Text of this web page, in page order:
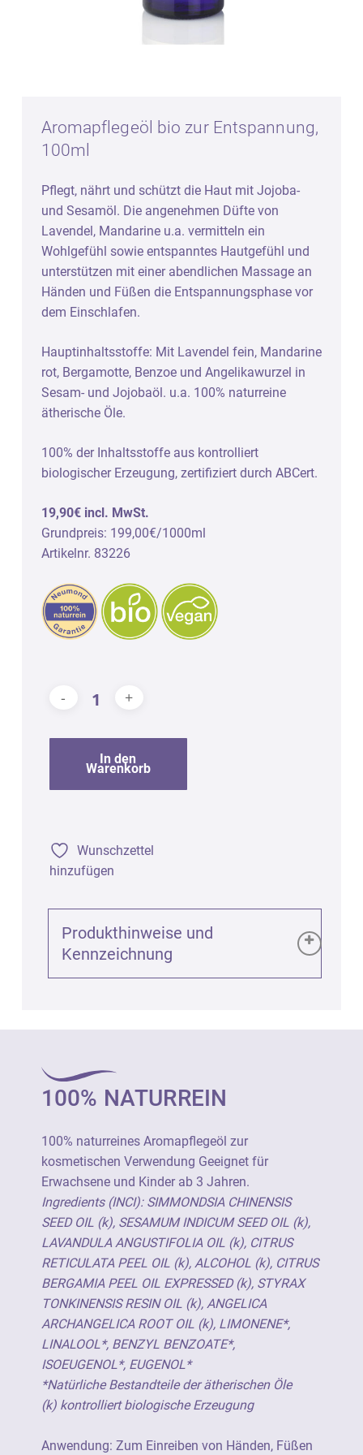
Aromapflegeöl bio zur Entspannung,
100ml
Pflegt, nährt und schützt die Haut mit Jojoba-
und Sesamöl. Die angenehmen Düfte von
Lavendel, Mandarine u.a. vermitteln ein
Wohlgefühl sowie entspanntes Hautgefühl und
unterstützen mit einer abendlichen Massage an
Händen und Füßen die Entspannungsphase vor
dem Einschlafen.
Hauptinhaltsstoffe: Mit Lavendel fein, Mandarine
rot, Bergamotte, Benzoe und Angelikawurzel in
Sesam- und Jojobaöl. u.a. 100% naturreine
ätherische Öle.
100% der Inhaltsstoffe aus kontrolliert
biologischer Erzeugung, zertifiziert durch ABCert.
19,90€ incl. MwSt.
Grundpreis: 199,00€/1000ml
Artikelnr. 83226
In den
Warenkorb
Wunschzettel
hinzufügen
Produkthinweise und
Kennzeichnung
100% naturreines Aromapflegeöl zur
Erwachsene und Kinder ab 3 Jahren.
Für Kinder unzugänglich aufbewahren. Nur
äußerlich anwenden.
Kontakt mit den Augen und Schleimhäuten
vermeiden.
Hersteller:
Neumond - Düfte der Natur GmbH
Gewerbegebiet 2, D-82399 Raisting
Tel.: +49 8807 940800
E-Mail: info@neumond.de
100% NATURREIN
100% naturreines Aromapflegeöl zur
kosmetischen Verwendung Geeignet für
Erwachsene und Kinder ab 3 Jahren.
Ingredients (INCI): SIMMONDSIA CHINENSIS
SEED OIL (k), SESAMUM INDICUM SEED OIL (k),
LAVANDULA ANGUSTIFOLIA OIL (k), CITRUS
RETICULATA PEEL OIL (k), ALCOHOL (k), CITRUS
BERGAMIA PEEL OIL EXPRESSED (k), STYRAX
TONKINENSIS RESIN OIL (k), ANGELICA
ARCHANGELICA ROOT OIL (k), LIMONENE*,
LINALOOL*, BENZYL BENZOATE*,
ISOEUGENOL*, EUGENOL*
*Natürliche Bestandteile der ätherischen Öle
(k) kontrolliert biologische Erzeugung
Anwendung: Zum Einreiben von Händen, Füßen